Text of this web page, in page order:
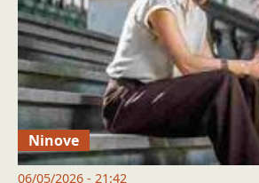
Ninove
06/05/2026 - 21:42